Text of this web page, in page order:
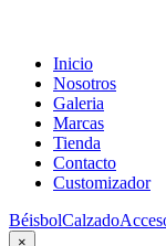
Inicio
Nosotros
Galeria
Marcas
Tienda
Contacto
Customizador
BéisbolCalzado
×